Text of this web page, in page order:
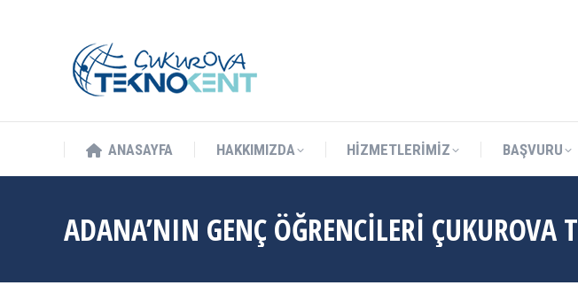
ANASAYFA HAKKIMIZDA HİZMETLERİMİZ BAŞVURU
ADANA’NIN GENÇ ÖĞRENCİLERİ ÇUKUROVA